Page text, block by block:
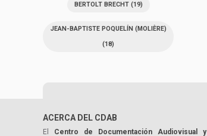
BERTOLT BRECHT(19)
JEAN-BAPTISTE POQUELÍN (MOLIÈRE)
(18)
ACERCA DEL CDAB
El Centro de Documentación Audiovisual y